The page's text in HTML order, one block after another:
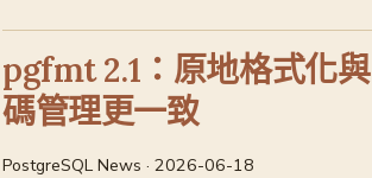
pgfmt 2.1：原地格式化
碼管理更一致
PostgreSQL News · 2026-06-18